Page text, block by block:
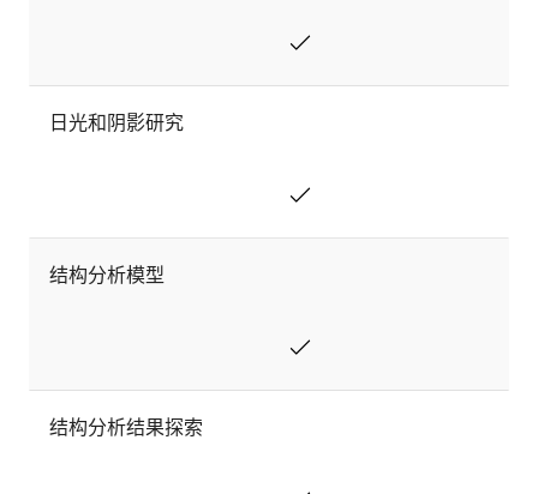
日光和阴影研究
结构分析模型
结构分析结果探索